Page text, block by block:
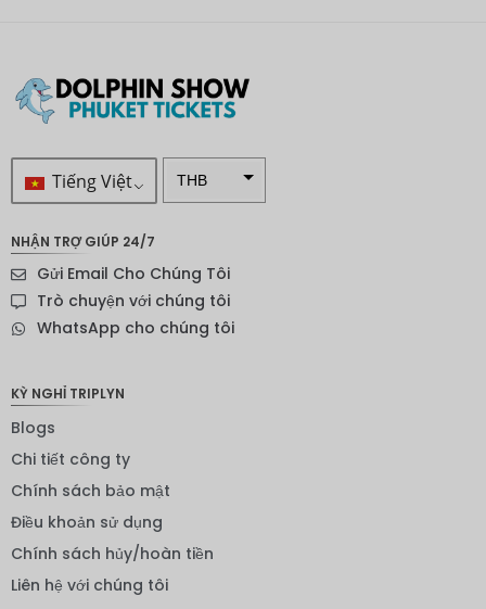
Tiếng Việt THB
Đô la
New
Zealand
IDR
NHẬN TRỢ GIÚP 24/7
Gửi Email Cho Chúng Tôi
Trò chuyện với chúng tôi
WhatsApp cho chúng tôi
KỲ NGHỈ TRIPLYN
Blogs
Chi tiết công ty
Chính sách bảo mật
Điều khoản sử dụng
Chính sách hủy/hoàn tiền
Liên hệ với chúng tôi